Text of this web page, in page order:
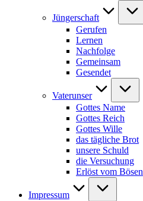
Jüngerschaft
Gerufen
Lernen
Nachfolge
Gemeinsam
Gesendet
Vaterunser
Gottes Name
Gottes Reich
Gottes Wille
das tägliche Brot
unsere Schuld
die Versuchung
Erlöst vom Bösen
Impressum